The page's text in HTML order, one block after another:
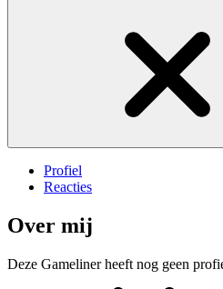
Profiel
Reacties
Over mij
Deze Gameliner heeft nog geen